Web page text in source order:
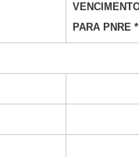
PARA PNRE *